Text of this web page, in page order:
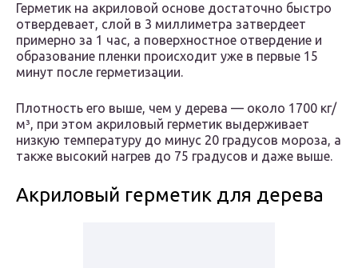
Герметик на акриловой основе достаточно быстро
отвердевает, слой в 3 миллиметра затвердеет
примерно за 1 час, а поверхностное отвердение и
образование пленки происходит уже в первые 15
минут после герметизации.
Плотность его выше, чем у дерева — около 1700 кг/
м³, при этом акриловый герметик выдерживает
низкую температуру до минус 20 градусов мороза, а
также высокий нагрев до 75 градусов и даже выше.
Акриловый герметик для дерева